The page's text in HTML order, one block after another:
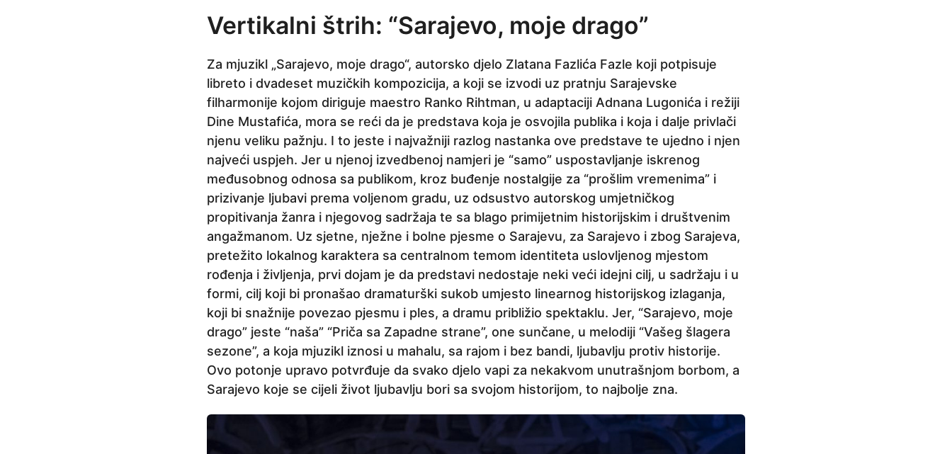
Vertikalni štrih: “Sarajevo, moje drago”
Za mjuzikl „Sarajevo, moje drago“, autorsko djelo Zlatana Fazlića Fazle koji potpisuje
libreto i dvadeset muzičkih kompozicija, a koji se izvodi uz pratnju Sarajevske
filharmonije kojom diriguje maestro Ranko Rihtman, u adaptaciji Adnana Lugonića i režiji
Dine Mustafića, mora se reći da je predstava koja je osvojila publika i koja i dalje privlači
njenu veliku pažnju. I to jeste i najvažniji razlog nastanka ove predstave te ujedno i njen
najveći uspjeh. Jer u njenoj izvedbenoj namjeri je “samo” uspostavljanje iskrenog
međusobnog odnosa sa publikom, kroz buđenje nostalgije za “prošlim vremenima” i
prizivanje ljubavi prema voljenom gradu, uz odsustvo autorskog umjetničkog
propitivanja žanra i njegovog sadržaja te sa blago primijetnim historijskim i društvenim
angažmanom. Uz sjetne, nježne i bolne pjesme o Sarajevu, za Sarajevo i zbog Sarajeva,
pretežito lokalnog karaktera sa centralnom temom identiteta uslovljenog mjestom
rođenja i življenja, prvi dojam je da predstavi nedostaje neki veći idejni cilj, u sadržaju i u
formi, cilj koji bi pronašao dramaturški sukob umjesto linearnog historijskog izlaganja,
koji bi snažnije povezao pjesmu i ples, a dramu približio spektaklu. Jer, “Sarajevo, moje
drago” jeste “naša” “Priča sa Zapadne strane”, one sunčane, u melodiji “Vašeg šlagera
sezone”, a koja mjuzikl iznosi u mahalu, sa rajom i bez bandi, ljubavlju protiv historije.
Ovo potonje upravo potvrđuje da svako djelo vapi za nekakvom unutrašnjom borbom, a
Sarajevo koje se cijeli život ljubavlju bori sa svojom historijom, to najbolje zna.